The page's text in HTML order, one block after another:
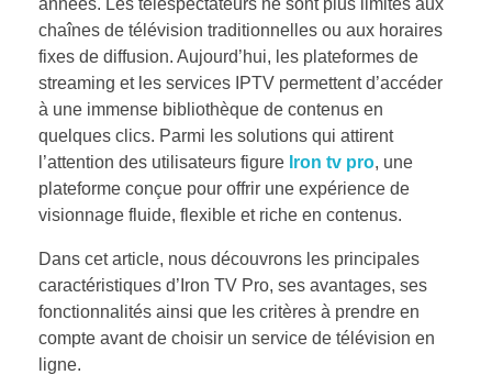
chaînes de télévision traditionnelles ou aux horaires
fixes de diffusion. Aujourd’hui, les plateformes de
streaming et les services IPTV permettent d’accéder
à une immense bibliothèque de contenus en
quelques clics. Parmi les solutions qui attirent
l’attention des utilisateurs figure Iron tv pro, une
plateforme conçue pour offrir une expérience de
visionnage fluide, flexible et riche en contenus.
Dans cet article, nous découvrons les principales
caractéristiques d’Iron TV Pro, ses avantages, ses
fonctionnalités ainsi que les critères à prendre en
compte avant de choisir un service de télévision en
ligne.